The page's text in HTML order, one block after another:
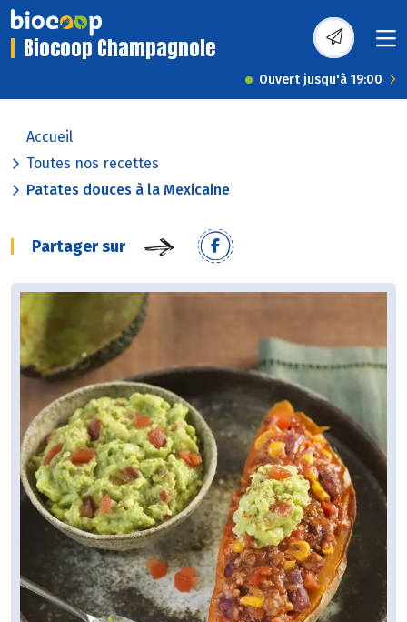
Biocoop Champagnole
Ouvert jusqu'à 19:00
Accueil
Toutes nos recettes
Patates douces à la Mexicaine
Partager sur